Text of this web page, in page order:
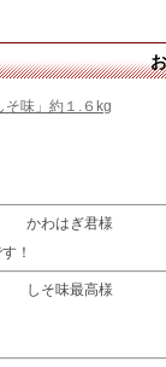
味」約１.６kg
かわはぎ君様
！
しそ味最高様